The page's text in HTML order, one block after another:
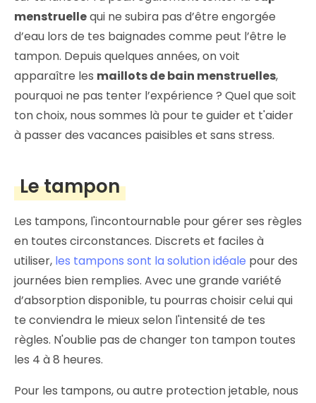
menstruellequi ne subira pas d’être engorgée
d’eau lors de tes baignades comme peut l’être le
tampon. Depuis quelques années, on voit
apparaître les maillots de bain menstruelles,
pourquoi ne pas tenter l’expérience ? Quel que soit
ton choix, nous sommes là pour te guider et t'aider
à passer des vacances paisibles et sans stress.
Le tampon
Les tampons, l'incontournable pour gérer ses règles
en toutes circonstances. Discrets et faciles à
utiliser, les tampons sont la solution idéale pour des
journées bien remplies. Avec une grande variété
d’absorption disponible, tu pourras choisir celui qui
te conviendra le mieux selon l'intensité de tes
règles. N'oublie pas de changer ton tampon toutes
les 4 à 8 heures.
Pour les tampons, ou autre protection jetable, nous